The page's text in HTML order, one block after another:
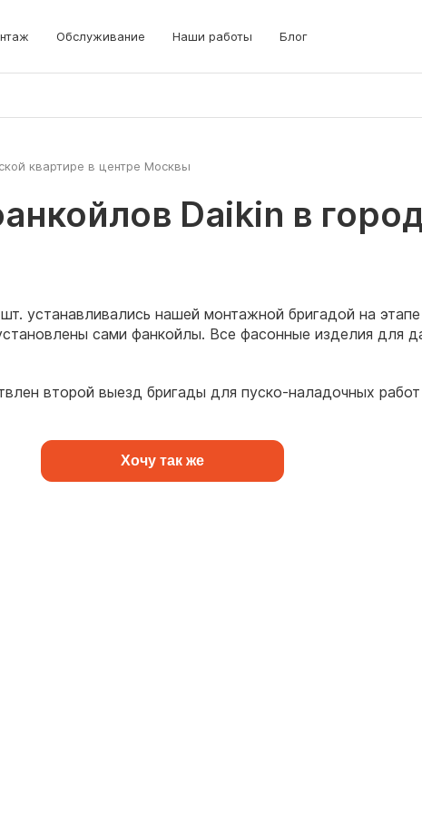
Обслуживание Наши работы Блог
квартире в центре Москвы
Daikin в
устанавливались нашей монтажной бригадой на
сами фанкойлы. Все фасонные изделия для
второй выезд бригады для пуско-наладочных
Хочу так же